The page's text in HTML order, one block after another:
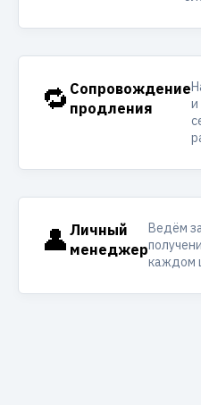
🔁 Сопровождение
продления
и
👤 Личный
менеджер
Ведём
каждом